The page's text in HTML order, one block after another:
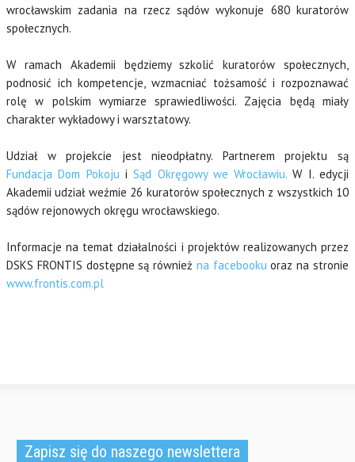
wrocławskim zadania na rzecz sądów wykonuje 680 kuratorów
społecznych.
W ramach Akademii będziemy szkolić kuratorów społecznych,
podnosić ich kompetencje, wzmacniać tożsamość i rozpoznawać
rolę w polskim wymiarze sprawiedliwości. Zajęcia będą miały
charakter wykładowy i warsztatowy.
Udział w projekcie jest nieodpłatny. Partnerem projektu są
Fundacja Dom Pokoju iSąd Okręgowy we Wrocławiu. W I. edycji
Akademii udział weźmie 26 kuratorów społecznych z wszystkich 10
sądów rejonowych okręgu wrocławskiego.
Informacje na temat działalności i projektów realizowanych przez
DSKS FRONTIS dostępne są również na facebooku oraz na stronie
www.frontis.com.pl
Zapisz się do naszego newslettera